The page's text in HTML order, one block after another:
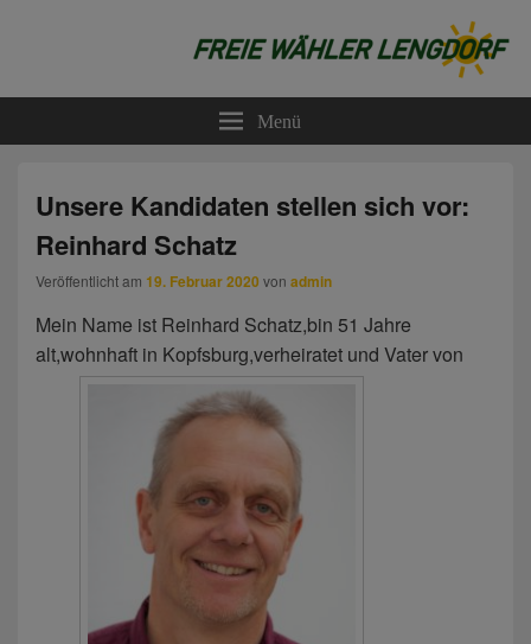
Freie Wähler Lengdorf
Menü
Unsere Kandidaten stellen sich vor:
Reinhard Schatz
Veröffentlicht am 19. Februar 2020 von admin
Mein Name ist Reinhard Schatz,bin 51 Jahre
alt,wohnhaft in Kopfsburg,verheiratet und Vater von